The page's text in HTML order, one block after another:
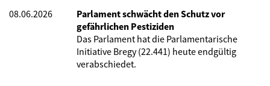
08.06.2026
Parlament schwächt den Schutz vor
gefährlichen Pestiziden
Das Parlament hat die Parlamentarische
Initiative Bregy (22.441) heute endgültig
verabschiedet.